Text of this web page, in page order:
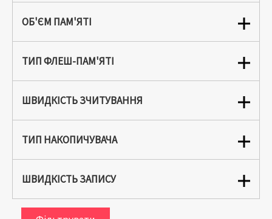
ОБ'ЄМ ПАМ'ЯТІ
ТИП ФЛЕШ-ПАМ'ЯТІ
ШВИДКІСТЬ ЗЧИТУВАННЯ
ТИП НАКОПИЧУВАЧА
ШВИДКІСТЬ ЗАПИСУ